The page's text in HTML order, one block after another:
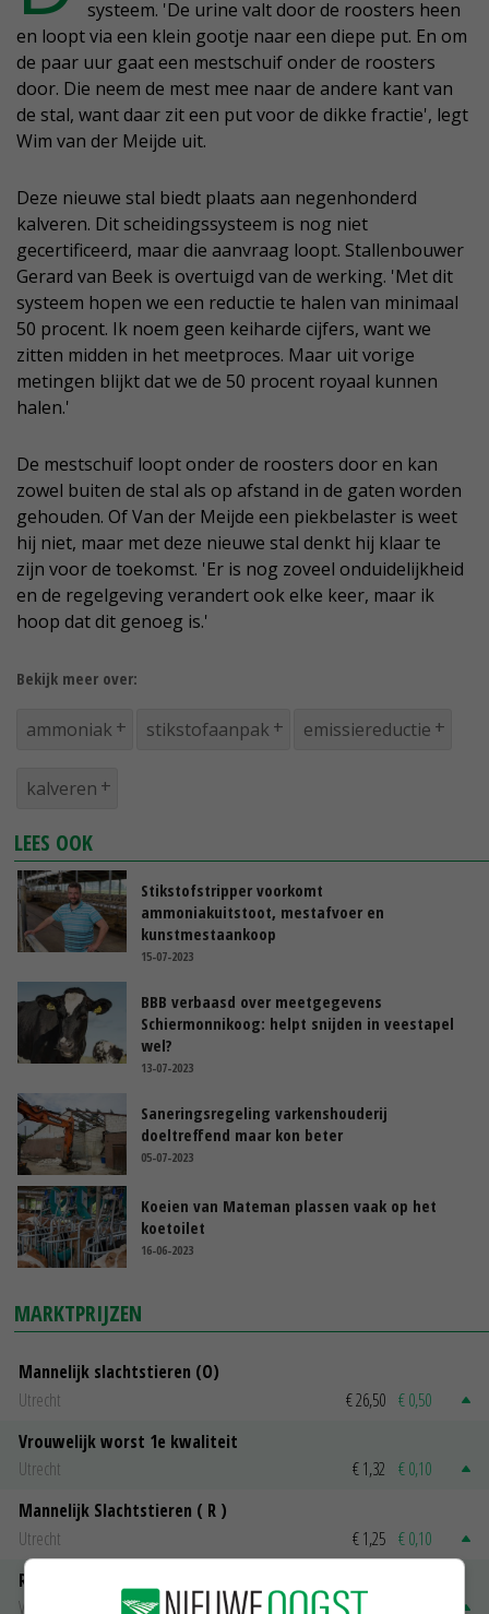
systeem. 'De urine valt door de roosters heen
en loopt via een klein gootje naar een diepe put. En om
de paar uur gaat een mestschuif onder de roosters
door. Die neem de mest mee naar de andere kant van
de stal, want daar zit een put voor de dikke fractie', legt
Wim van der Meijde uit.
Deze nieuwe stal biedt plaats aan negenhonderd
kalveren. Dit scheidingssysteem is nog niet
gecertificeerd, maar die aanvraag loopt. Stallenbouwer
Gerard van Beek is overtuigd van de werking. 'Met dit
systeem hopen we een reductie te halen van minimaal
50 procent. Ik noem geen keiharde cijfers, want we
zitten midden in het meetproces. Maar uit vorige
metingen blijkt dat we de 50 procent royaal kunnen
halen.'
De mestschuif loopt onder de roosters door en kan
zowel buiten de stal als op afstand in de gaten worden
gehouden. Of Van der Meijde een piekbelaster is weet
hij niet, maar met deze nieuwe stal denkt hij klaar te
zijn voor de toekomst. 'Er is nog zoveel onduidelijkheid
en de regelgeving verandert ook elke keer, maar ik
hoop dat dit genoeg is.'
Bekijk meer over:
ammoniak stikstofaanpak emissiereductie
kalveren
LEES OOK
Stikstofstripper voorkomt
ammoniakuitstoot, mestafvoer en
kunstmestaankoop
15-07-2023
BBB verbaasd over meetgegevens
Schiermonnikoog: helpt snijden in veestapel
wel?
13-07-2023
Saneringsregeling varkenshouderij
doeltreffend maar kon beter
05-07-2023
Koeien van Mateman plassen vaak op het
koetoilet
16-06-2023
MARKTPRIJZEN
Mannelijk slachtstieren (O)
Utrecht
€ 26,50 € 0,50
Vrouwelijk worst 1e kwaliteit
Utrecht
€ 1,32 € 0,10
Mannelijk Slachtstieren ( R )
Utrecht
€ 1,25 € 0,10
Rosekalveren 8 - 12 maandenk
Vleeskalveren Denkavit